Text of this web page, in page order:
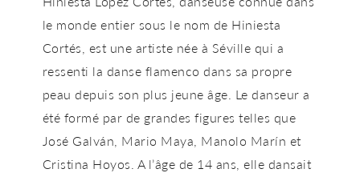
le monde entier sous le nom de Hiniesta
Cortés, est une artiste née à Séville qui a
ressenti la danse flamenco dans sa propre
peau depuis son plus jeune âge. Le danseur a
été formé par de grandes figures telles que
José Galván, Mario Maya, Manolo Marín et
Cristina Hoyos. A l’âge de 14 ans, elle dansait